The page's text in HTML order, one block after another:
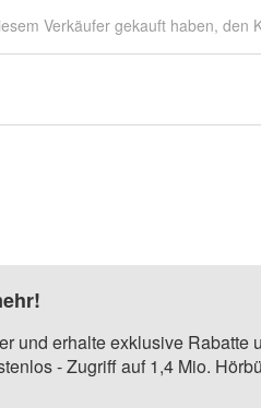
Verkäufer gekauft haben, den
und erhalte exklusive Rabatte
- Zugriff auf 1,4 Mio.